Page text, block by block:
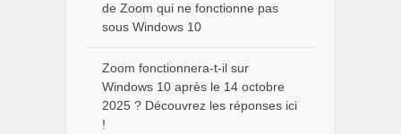
de Zoom qui ne fonctionne pas
sous Windows 10
Zoom fonctionnera-t-il sur
Windows 10 après le 14 octobre
2025 ? Découvrez les réponses ici
!